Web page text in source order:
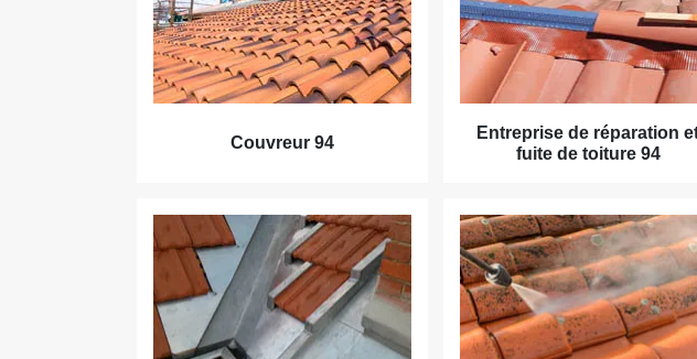
Couvreur 94
Entreprise de réparation
fuite de toiture 94